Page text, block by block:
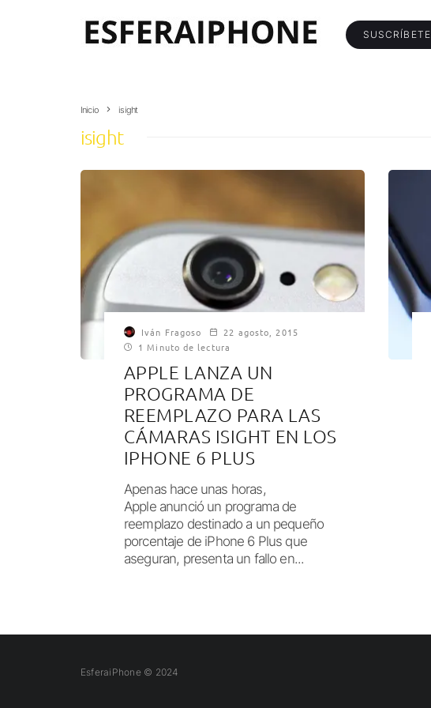
SUSCRÍBETE
Inicio isight
isight
Iván Fragoso
22 agosto, 2015
1 Minuto de lectura
APPLE LANZA UN
PROGRAMA DE
REEMPLAZO PARA LAS
CÁMARAS ISIGHT EN LOS
IPHONE 6 PLUS
Apenas hace unas horas,
Apple anunció un programa de
reemplazo destinado a un pequeño
porcentaje de iPhone 6 Plus que
aseguran, presenta un fallo en...
EsferaiPhone © 2024